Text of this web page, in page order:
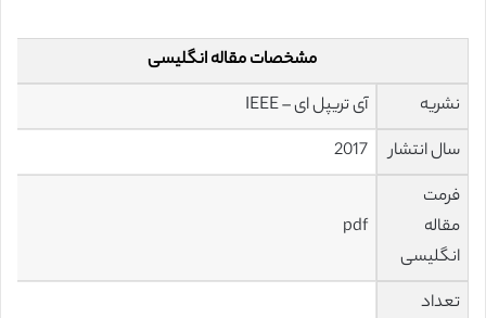
مشخصات مقاله انگلیسی
نشریه
آی تریپل ای – IEEE
سال انتشار
2017
فرمت
مقاله
انگلیسی
pdf
تعداد